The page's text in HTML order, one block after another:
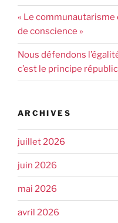
« Le
de conscience »
Nous défendons
c’est le principe
ARCHIVES
juillet 2026
juin 2026
mai 2026
avril 2026